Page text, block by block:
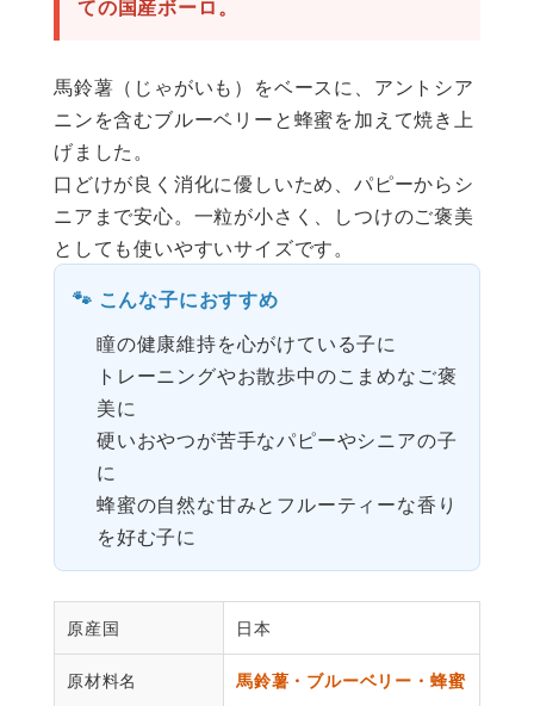
ての国産ボーロ。
馬鈴薯（じゃがいも）をベースに、アントシア
ニンを含むブルーベリーと蜂蜜を加えて焼き上
げました。
口どけが良く消化に優しいため、パピーからシ
ニアまで安心。一粒が小さく、しつけのご褒美
としても使いやすいサイズです。
🐾 こんな子におすすめ
瞳の健康維持を心がけている子に
トレーニングやお散歩中のこまめなご褒
美に
硬いおやつが苦手なパピーやシニアの子
に
蜂蜜の自然な甘みとフルーティーな香り
を好む子に
原産国 日本
原材料名 馬鈴薯・ブルーベリー・蜂蜜